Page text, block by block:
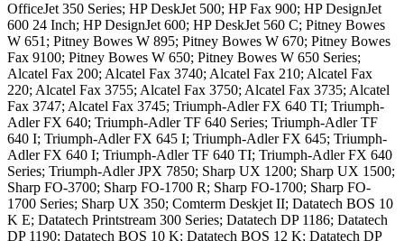
OfficeJet 350 Series; HP DeskJet 500; HP Fax 900; HP DesignJet
600 24 Inch; HP DesignJet 600; HP DeskJet 560 C; Pitney Bowes
W 651; Pitney Bowes W 895; Pitney Bowes W 670; Pitney Bowes
Fax 9100; Pitney Bowes W 650; Pitney Bowes W 650 Series;
Alcatel Fax 200; Alcatel Fax 3740; Alcatel Fax 210; Alcatel Fax
220; Alcatel Fax 3755; Alcatel Fax 3750; Alcatel Fax 3735; Alcatel
Fax 3747; Alcatel Fax 3745; Triumph-Adler FX 640 TI; Triumph-
Adler FX 640; Triumph-Adler TF 640 Series; Triumph-Adler TF
640 I; Triumph-Adler FX 645 I; Triumph-Adler FX 645; Triumph-
Adler FX 640 I; Triumph-Adler TF 640 TI; Triumph-Adler FX 640
Series; Triumph-Adler JPX 7850; Sharp UX 1200; Sharp UX 1500;
Sharp FO-3700; Sharp FO-1700 R; Sharp FO-1700; Sharp FO-
1700 Series; Sharp UX 350; Comterm Deskjet II; Datatech BOS 10
K E; Datatech Printstream 300 Series; Datatech DP 1186; Datatech
DP 1190; Datatech BOS 10 K; Datatech BOS 12 K; Datatech DP